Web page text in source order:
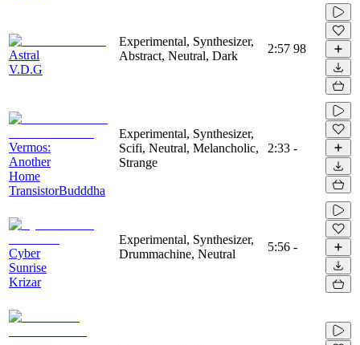
Astral
V.D.G
Experimental, Synthesizer,
Abstract, Neutral, Dark
2:57 98
Vermos:
Another
Home
TransistorBudddha
Experimental, Synthesizer,
Scifi, Neutral, Melancholic,
Strange
2:33 -
Cyber
Sunrise
Krizar
Experimental, Synthesizer,
Drummachine, Neutral
5:56 -